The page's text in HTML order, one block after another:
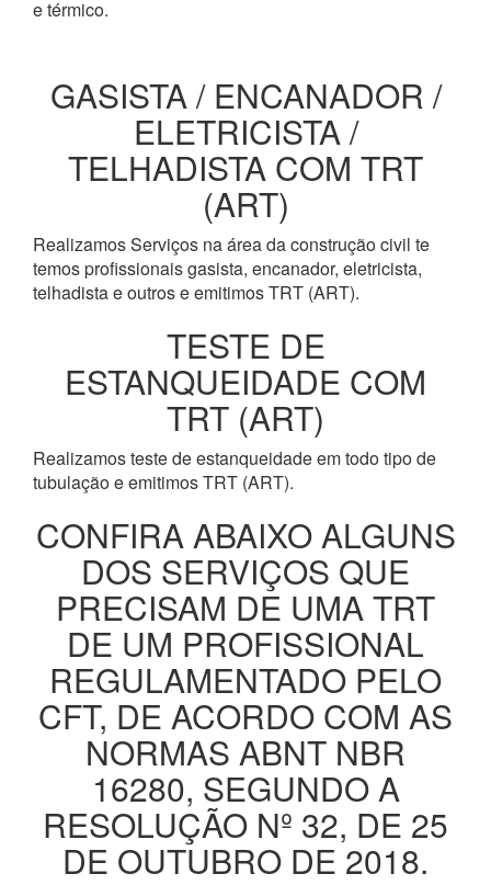
e térmico.
GASISTA / ENCANADOR /
ELETRICISTA /
TELHADISTA COM TRT
(ART)
Realizamos Serviços na área da construção civil te
temos profissionais gasista, encanador, eletricista,
telhadista e outros e emitimos TRT (ART).
TESTE DE
ESTANQUEIDADE COM
TRT (ART)
Realizamos teste de estanqueidade em todo tipo de
tubulação e emitimos TRT (ART).
CONFIRA ABAIXO ALGUNS
DOS SERVIÇOS QUE
PRECISAM DE UMA TRT
DE UM PROFISSIONAL
REGULAMENTADO PELO
CFT, DE ACORDO COM AS
NORMAS ABNT NBR
16280, SEGUNDO A
RESOLUÇÃO Nº 32, DE 25
DE OUTUBRO DE 2018.